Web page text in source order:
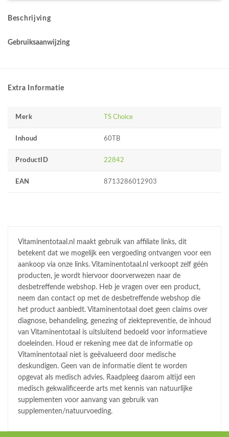
Beschrijving
Gebruiksaanwijzing
Extra Informatie
Merk TS Choice
Inhoud 60TB
ProductID 22842
EAN 8713286012903
Vitaminentotaal.nl maakt gebruik van affiliate links, dit
betekent dat we mogelijk een vergoeding ontvangen voor een
aankoop via onze links. Vitaminentotaal.nl verkoopt zelf géén
producten, je wordt hiervoor doorverwezen naar de
desbetreffende webshop. Heb je vragen over een product,
neem dan contact op met de desbetreffende webshop die
het product aanbiedt. Vitaminentotaal doet geen claims over
diagnose, behandeling, genezing of ziektepreventie, de inhoud
van Vitaminentotaal is uitsluitend bedoeld voor informatieve
doeleinden. Houd er rekening mee dat de informatie op
Vitaminentotaal niet is geëvalueerd door medische
deskundigen. Geen van de informatie dient te worden
opgevat als medisch advies. Raadpleeg daarom altijd een
medisch gekwalificeerde arts met kennis van natuurlijke
supplementen voor aanvang van gebruik van
supplementen/natuurvoeding.